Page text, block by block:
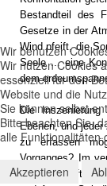
Bestandteil des
Gesetze in der
Wind pfeift, die
Seele ... eine
dem
Die
Ebenen, und
zu erfassen
Vorganges? Im
Wissenschaft der
Wir benutzen
Wir nutzen Cookies
essenziell für den
Website und die
Sie können selbst
Bitte beachten Sie,
alle Funktionalitäten
Akzeptieren